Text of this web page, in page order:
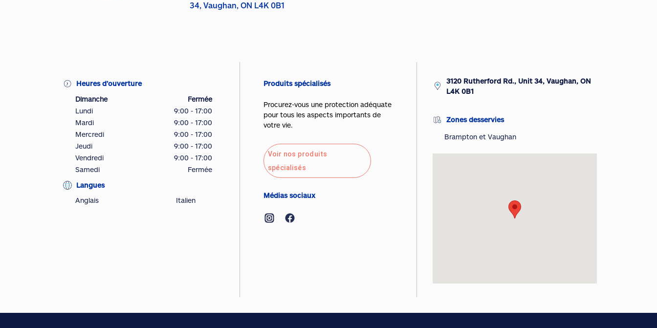
34, Vaughan, ON L4K 0B1
Heures d’ouverture
Dimanche
Fermée
Lundi
9:00 - 17:00
Mardi
9:00 - 17:00
Mercredi
9:00 - 17:00
Jeudi
9:00 - 17:00
Vendredi
9:00 - 17:00
Samedi
Fermée
Langues
Anglais
Italien
Produits spécialisés
Procurez-vous une protection adéquate
pour tous les aspects importants de
votre vie.
Voir nos produits
spécialisés
Médias sociaux
3120 Rutherford Rd., Unit 34, Vaughan, ON
L4K 0B1
Zones desservies
Brampton et Vaughan